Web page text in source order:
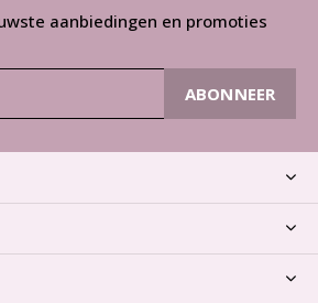
aanbiedingen en promoties
ABONNEER